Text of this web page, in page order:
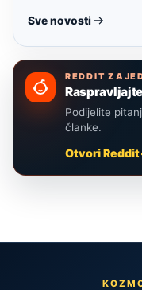
Sve novosti
REDDIT
Podijelite
članke.
Otvori Reddit